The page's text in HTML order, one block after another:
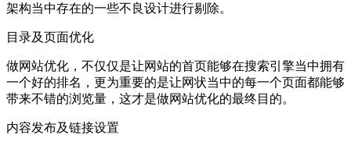
架构当中存在的一些不良设计进行剔除。
目录及页面优化
做网站优化，不仅仅是让网站的首页能够在搜索引擎当中拥有
一个好的排名，更为重要的是让网状当中的每一个页面都能够
带来不错的浏览量，这才是做网站优化的最终目的。
内容发布及链接设置